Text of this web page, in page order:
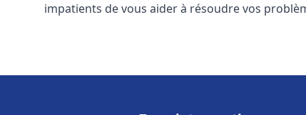
impatients de vous aider à résoudre vos